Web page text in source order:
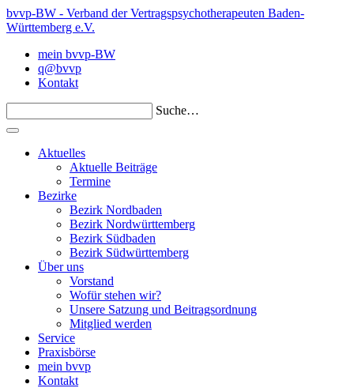
bvvp-BW - Verband der Vertragspsychotherapeuten Baden-
Württemberg e.V.
mein bvvp-BW
q@bvvp
Kontakt
Suche…
Aktuelles
Aktuelle Beiträge
Termine
Bezirke
Bezirk Nordbaden
Bezirk Nordwürttemberg
Bezirk Südbaden
Bezirk Südwürttemberg
Über uns
Vorstand
Wofür stehen wir?
Unsere Satzung und Beitragsordnung
Mitglied werden
Service
Praxisbörse
mein bvvp
Kontakt